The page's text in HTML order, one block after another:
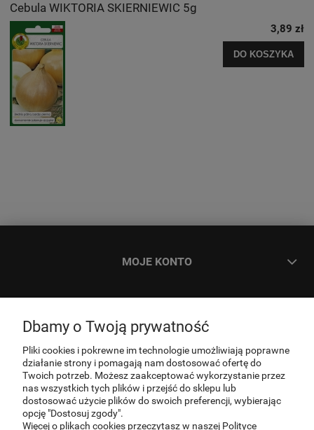
Cebula WIKTORIA SKIERNIEWIC 5g
3,89 zł
DO KOSZYKA
MOJE KONTO
INFORMACJE
O NAS
Dbamy o Twoją prywatność
Pliki cookies i pokrewne im technologie umożliwiają poprawne
działanie strony i pomagają nam dostosować ofertę do
Twoich potrzeb. Możesz zaakceptować wykorzystanie przez
nas wszystkich tych plików i przejść do sklepu lub
dostosować użycie plików do swoich preferencji, wybierając
opcję "Dostosuj zgody".
Więcej o plikach cookies przeczytasz w naszej Polityce